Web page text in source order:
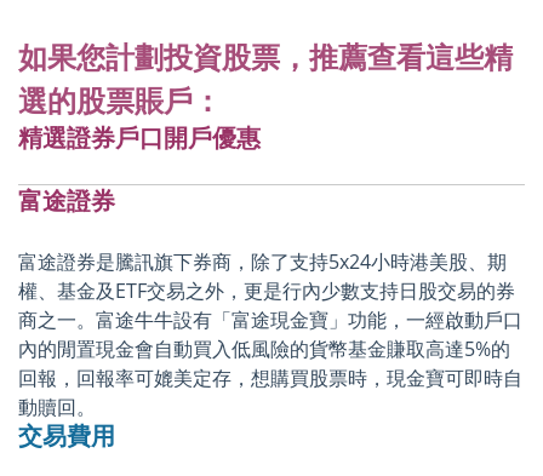
如果您計劃投資股票，推薦查看這些精
選的股票賬戶：
精選證券戶口開戶優惠
富途證券
富途證券是騰訊旗下券商，除了支持5x24小時港美股、期
權、基金及ETF交易之外，更是行內少數支持日股交易的券
商之一。富途牛牛設有「富途現金寶」功能，一經啟動戶口
內的閒置現金會自動買入低風險的貨幣基金賺取高達5%的
回報，回報率可媲美定存，想購買股票時，現金寶可即時自
動贖回。
交易費用